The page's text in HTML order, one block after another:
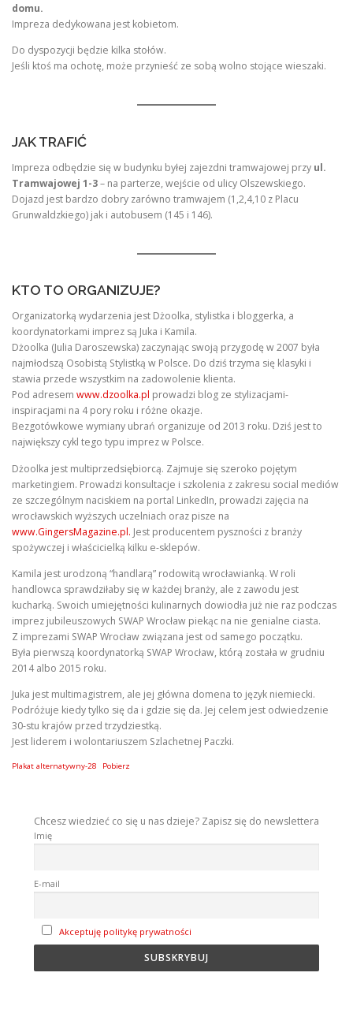
domu.
Impreza dedykowana jest kobietom.
Do dyspozycji będzie kilka stołów.
Jeśli ktoś ma ochotę, może przynieść ze sobą wolno stojące wieszaki.
JAK TRAFIĆ
Impreza odbędzie się w budynku byłej zajezdni tramwajowej przy ul.
Tramwajowej 1-3– na parterze, wejście od ulicy Olszewskiego.
Dojazd jest bardzo dobry zarówno tramwajem (1,2,4,10 z Placu
Grunwaldzkiego) jak i autobusem (145 i 146).
KTO TO ORGANIZUJE?
Organizatorką wydarzenia jest Dżoolka, stylistka i bloggerka, a
koordynatorkami imprez są Juka i Kamila.
Dżoolka (Julia Daroszewska) zaczynając swoją przygodę w 2007 była
najmłodszą Osobistą Stylistką w Polsce. Do dziś trzyma się klasyki i
stawia przede wszystkim na zadowolenie klienta.
Pod adresem www.dzoolka.pl prowadzi blog ze stylizacjami-
inspiracjami na 4 pory roku i różne okazje.
Bezgotówkowe wymiany ubrań organizuje od 2013 roku. Dziś jest to
największy cykl tego typu imprez w Polsce.
Dżoolka jest multiprzedsiębiorcą. Zajmuje się szeroko pojętym
marketingiem. Prowadzi konsultacje i szkolenia z zakresu social mediów
ze szczególnym naciskiem na portal LinkedIn, prowadzi zajęcia na
wrocławskich wyższych uczelniach oraz pisze na
www.GingersMagazine.pl. Jest producentem pyszności z branży
spożywczej i właścicielką kilku e-sklepów.
Kamila jest urodzoną “handlarą” rodowitą wrocławianką. W roli
handlowca sprawdziłaby się w każdej branży, ale z zawodu jest
kucharką. Swoich umiejętności kulinarnych dowiodła już nie raz podczas
imprez jubileuszowych SWAP Wrocław piekąc na nie genialne ciasta.
Z imprezami SWAP Wrocław związana jest od samego początku.
Była pierwszą koordynatorką SWAP Wrocław, którą została w grudniu
2014 albo 2015 roku.
Juka jest multimagistrem, ale jej główna domena to język niemiecki.
Podróżuje kiedy tylko się da i gdzie się da. Jej celem jest odwiedzenie
30-stu krajów przed trzydziestką.
Jest liderem i wolontariuszem Szlachetnej Paczki.
Plakat alternatywny-28 Pobierz
Chcesz wiedzieć co się u nas dzieje? Zapisz się do newslettera
Imię
E-mail
Akceptuję politykę prywatności